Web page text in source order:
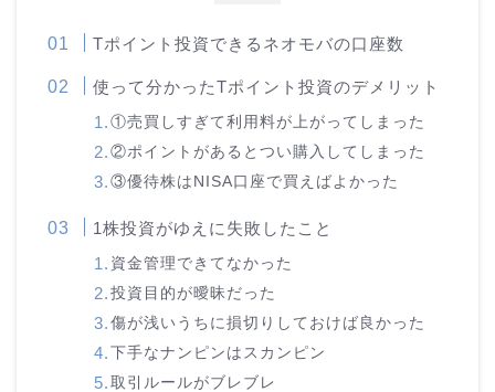
Tポイント投資できるネオモバの口座数
使って分かったTポイント投資のデメリット
①売買しすぎて利用料が上がってしまった
②ポイントがあるとつい購入してしまった
③優待株はNISA口座で買えばよかった
1株投資がゆえに失敗したこと
資金管理できてなかった
投資目的が曖昧だった
傷が浅いうちに損切りしておけば良かった
下手なナンピンはスカンピン
取引ルールがブレブレ